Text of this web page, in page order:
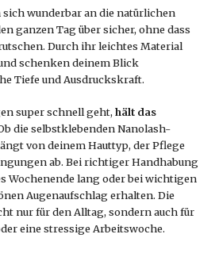
wunderbar an die natürlichen
ganzen Tag über sicher, ohne dass
Durch ihr leichtes Material
schenken deinem Blick
Tiefe und Ausdruckskraft.
super schnell geht, hält das
die selbstklebenden Nanolash-
von deinem Hauttyp, der Pflege
ab. Bei richtiger Handhabung
Wochenende lang oder bei wichtigen
Augenaufschlag erhalten. Die
nur für den Alltag, sondern auch für
eine stressige Arbeitswoche.